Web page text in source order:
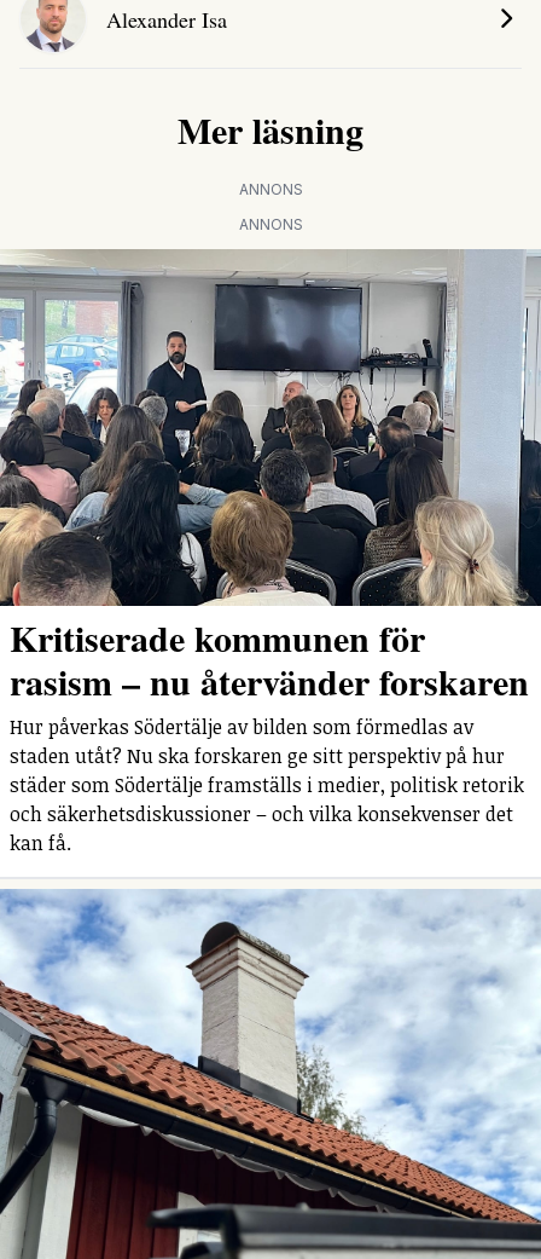
Alexander Isa
Mer läsning
ANNONS
ANNONS
Kritiserade kommunen för
rasism – nu återvänder forskaren
Hur påverkas Södertälje av bilden som förmedlas av
staden utåt? Nu ska forskaren ge sitt perspektiv på hur
städer som Södertälje framställs i medier, politisk retorik
och säkerhetsdiskussioner – och vilka konsekvenser det
kan få.